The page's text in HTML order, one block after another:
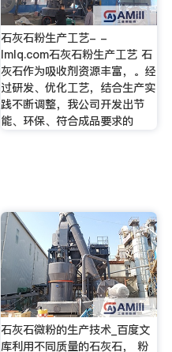
石灰石粉生产工艺- -
lmlq.com石灰石粉生产工艺 石
灰石作为吸收剂资源丰富，。经
过研发、优化工艺，结合生产实
践不断调整，我公司开发出节
能、环保、符合成品要求的
石灰石微粉的生产技术_百度文
库利用不同质量的石灰石， 粉